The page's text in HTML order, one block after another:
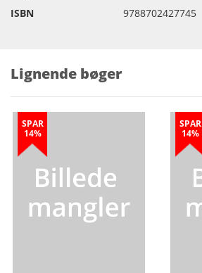
ISBN
9788702427745
Lignende bøger
SPAR
14%
SPAR
14%